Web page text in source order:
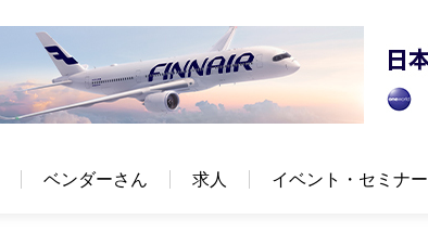
ベンダーさん 求人 イベント・セミナー